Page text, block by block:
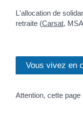
L'allocation de
retraite (Carsat,
Vous vivez en
Attention, cette